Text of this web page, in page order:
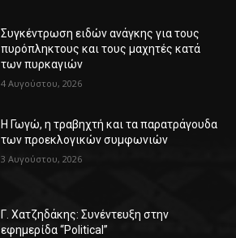
Συγκέντρωση ειδών ανάγκης για τους
πυρόπληκτους και τους μαχητές κατά
των πυρκαγιών
4 Αυγούστου, 2026
Η Γωγώ, η τραβηχτή και τα παρατράγουδα
των προεκλογικών συμφωνιών
3 Αυγούστου, 2026
Γ. Χατζηδάκης: Συνέντευξη στην
εφημερίδα “Political”